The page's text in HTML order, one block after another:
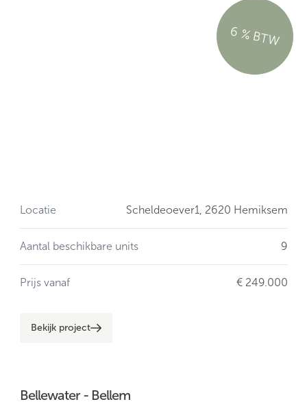
6 % BTW
Locatie Scheldeoever1, 2620 Hemiksem
Aantal beschikbare units 9
Prijs vanaf € 249.000
Bekijk project
Bellewater - Bellem